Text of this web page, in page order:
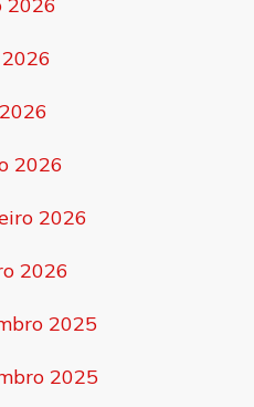
2026
2026
2026
2025
2025